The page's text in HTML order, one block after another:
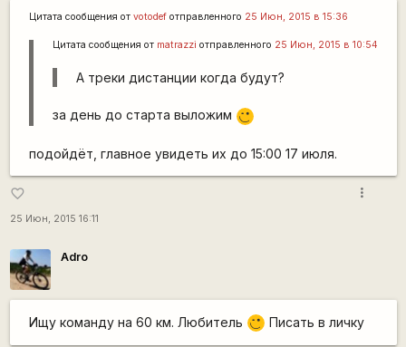
Цитата сообщения от votodefотправленного 25 Июн, 2015 в 15:36
Цитата сообщения от matrazzi отправленного 25 Июн, 2015 в 10:54
А треки дистанции когда будут?
за день до старта выложим ;)
подойдёт, главное увидеть их до 15:00 17 июля.
favorite_border
25 Июн, 2015 16:11
more_vert
Adro
Ищу команду на 60 км. Любитель ;) Писать в личку